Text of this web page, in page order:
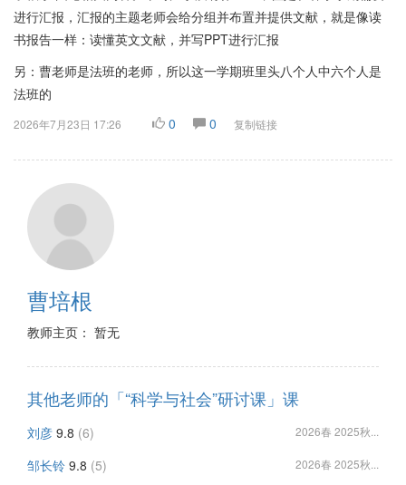
进行汇报，汇报的主题老师会给分组并布置并提供文献，就是像读
书报告一样：读懂英文文献，并写PPT进行汇报
另：曹老师是法班的老师，所以这一学期班里头八个人中六个人是
法班的
2026年7月23日 17:26 0 0 复制链接
曹培根
教师主页： 暂无
其他老师的「“科学与社会”研讨课」课
刘彦 9.8 (6) 2026春 2025秋...
邹长铃 9.8 (5) 2026春 2025秋...